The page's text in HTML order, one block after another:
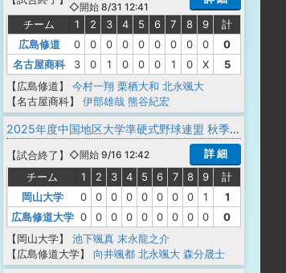
◇開始 8/31 12:41
チーム 1 2 3 4 5 6 7 8 9
計
広島修道
0 0 0 0 0 0 0 0 0
0
名古屋商科
3 0 1 0 0 0 1 0 X
5
【広島修道】
今村一翔 栗栖大和 北永颯大
【名古屋商科】
伊部雄哉 熊谷紀宏
2025年度中国地区大学準硬式野球連盟 秋季リーグ戦（１部）
【試合終了 】 ◇開始 9/16 12:42
詳 細
チーム
1 2 3 4 5 6 7 8 9
計
岡山大学
0 0 0 0 0 0 0 0 1
1
広島修道大学 0 0 0 0 0 0 0 0 0
0
【岡山大学】
池下颯真 末永龍之介
【広島修道大学】
向井颯都 北永颯大 森分晟士